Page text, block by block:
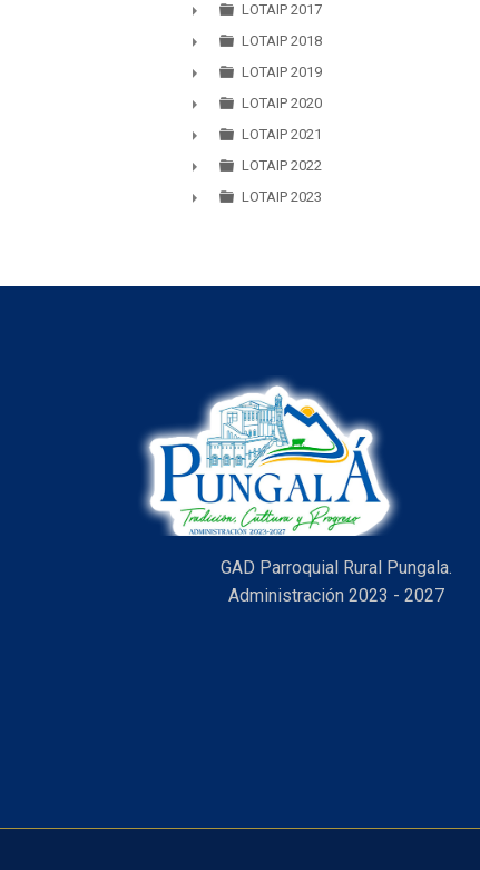
►
►
LOTAIP 2017
►
LOTAIP 2018
►
LOTAIP 2019
►
LOTAIP 2020
►
LOTAIP 2021
►
LOTAIP 2022
LOTAIP 2023
GAD Parroquial Rural Pungala.
Administración 2023 - 2027